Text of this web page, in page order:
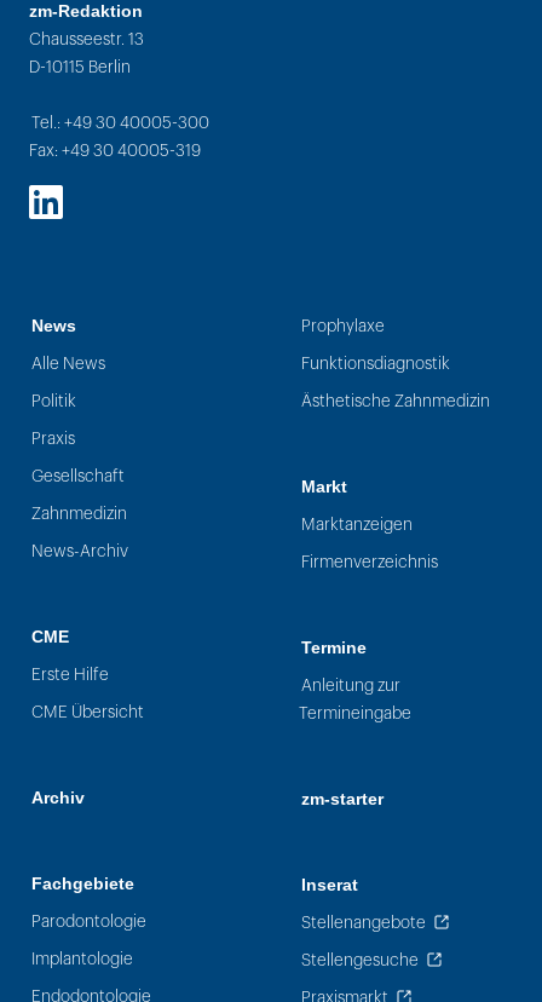
zm-Redaktion
Chausseestr. 13
D-10115 Berlin
Tel.: +49 30 40005-300
Fax: +49 30 40005-319
LinkedIn
News
Alle News
Politik
Praxis
Gesellschaft
Zahnmedizin
News-Archiv
CME
Erste Hilfe
CME Übersicht
Archiv
Fachgebiete
Parodontologie
Implantologie
Endodontologie
Prophylaxe
Funktionsdiagnostik
Ästhetische Zahnmedizin
Markt
Marktanzeigen
Firmenverzeichnis
Termine
Anleitung zur
Termineingabe
zm-starter
Inserat
Stellenangebote
Stellengesuche
Praxismarkt